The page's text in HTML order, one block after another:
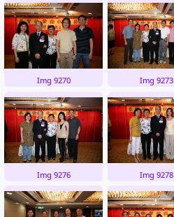
Img 9270 Img 9273
Img 9276 Img 9278